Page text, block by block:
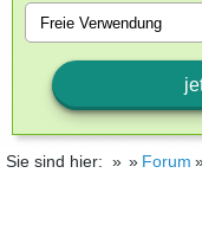
Sie sind hier: Forum